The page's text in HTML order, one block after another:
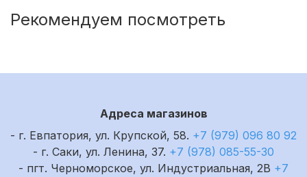
Рекомендуем посмотреть
Адреса магазинов
- г. Евпатория, ул. Крупской, 58. +7 (979) 096 80 92
- г. Саки, ул. Ленина, 37. +7 (978) 085-55-30
- пгт. Черноморское, ул. Индустриальная, 2В +7